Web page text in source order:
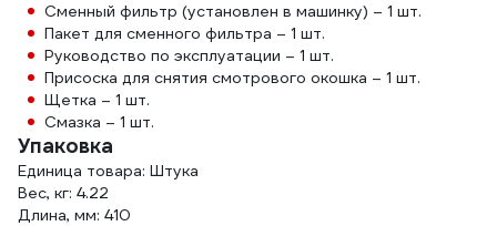
Сменный фильтр (установлен в машинку) – 1 шт.
Пакет для сменного фильтра – 1 шт.
Руководство по эксплуатации – 1 шт.
Присоска для снятия смотрового окошка – 1 шт.
Щетка – 1 шт.
Смазка – 1 шт.
Упаковка
Единица товара: Штука
Вес, кг: 4.22
Длина, мм: 410